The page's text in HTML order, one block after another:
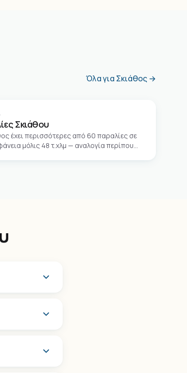
Όλα για Σκιάθος →
Σκιάθου
έχει περισσότερες από 60 παραλίες σε
μόλις 48 τ.χλμ — αναλογία περίπου